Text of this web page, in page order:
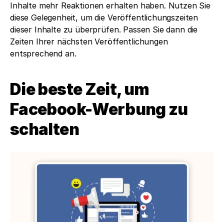
Inhalte mehr Reaktionen erhalten haben. Nutzen Sie
diese Gelegenheit, um die Veröffentlichungszeiten
dieser Inhalte zu überprüfen. Passen Sie dann die
Zeiten Ihrer nächsten Veröffentlichungen
entsprechend an.
Die beste Zeit, um
Facebook-Werbung zu
schalten